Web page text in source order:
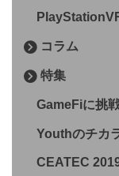
コラム
特集
GameFiに挑
Youthのチカ
CEATEC